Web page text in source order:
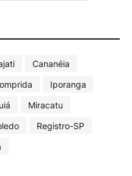
Cananéia
Iporanga
Miracatu
Registro-SP